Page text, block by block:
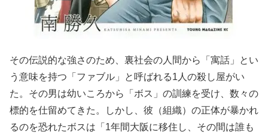
その伝説的な強さのため、裏社会の人間から「寓話」とい
う意味を持つ「ファブル」と呼ばれる1人の殺し屋がい
た。その男は幼いころから「ボス」の訓練を受け、数々の
標的を仕留めてきた。しかし、彼（組織）の正体が暴かれ
るのを恐れたボスは「1年間大阪に移住し、その間は誰も